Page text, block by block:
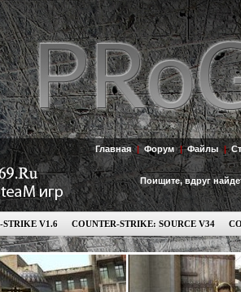
Главная | Форум | Файлы |
Поищите, вдруг
STRIKE V1.6 COUNTER-STRIKE: SOURCE V34